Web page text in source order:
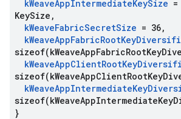
kWeaveAppIntermediateKeySize
KeySize ,
kWeaveFabricSecretSize = 36,
kWeaveAppFabricRootKey
sizeof(kWeaveAppFabricRootKey
kWeaveAppClientRootKey
sizeof(kWeaveAppClientRootKey
kWeaveAppIntermediateKey
sizeof(kWeaveAppIntermediateKey
}